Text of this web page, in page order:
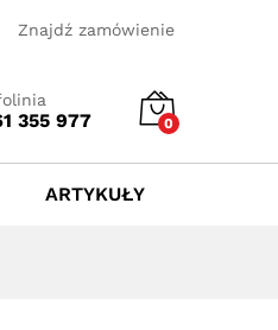
Znajdź zamówienie
355 977 0
ARTYKUŁY
do koszyka